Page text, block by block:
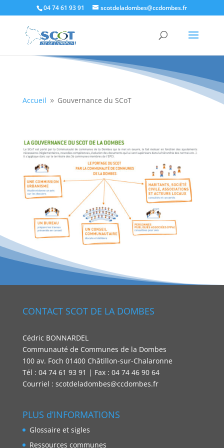
04 74 61 93 91 scotdeladombes@ccdombes.fr
Accueil 9 Gouvernance du SCoT
CONTACT SCOT DE LA DOMBES
Cédric BONNARDEL
Communauté de Communes de la Dombes
100 av. Foch 01400 Châtillon-sur-Chalaronne
Tél : 04 74 61 93 91 | Fax : 04 74 46 90 64
Courriel : scotdeladombes@ccdombes.fr
PLUS d’INFORMATIONS
Glossaire et sigles
Ressources communes